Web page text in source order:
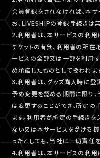
会員登録をされなければ、本サ
お、LIVESHIPの登録手続きは
2.利用者は、本サービスの利用
チケットの有無、利用者の所
ービスの全部又は一部を利用
め承諾したものとして扱われま
3.利用者は、グッズ購入時に登
予め変更を認める期間に限り
は変更することができ、所定の
ます。利用者が所定の手続きを
ない又は本サービスを受ける
ったとしても、当社は一切責任
4.利用者は、本サービスの利用